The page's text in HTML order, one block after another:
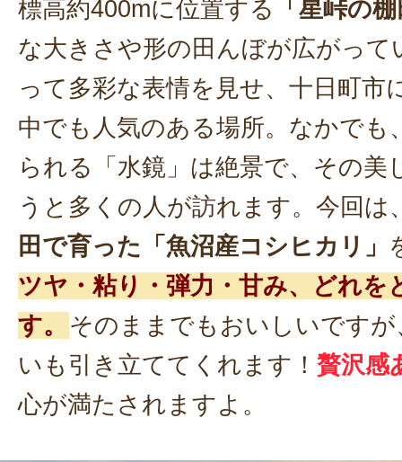
標高約400mに位置する
「星峠の
な大きさや形の田んぼが広がって
って多彩な表情を見せ、十日町市
中でも人気のある場所。なかでも
られる「水鏡」は絶景で、その美
うと多くの人が訪れます。今回は
田で育った「魚沼産コシヒカリ」
ツヤ・粘り・弾力・甘み、どれを
す。
そのままでもおいしいです
いも引き立ててくれます！ 贅沢感
心が満たされますよ。